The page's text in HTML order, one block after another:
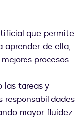
que permite
aprender de ella,
procesos
las tareas y
responsabilidades
mayor fluidez